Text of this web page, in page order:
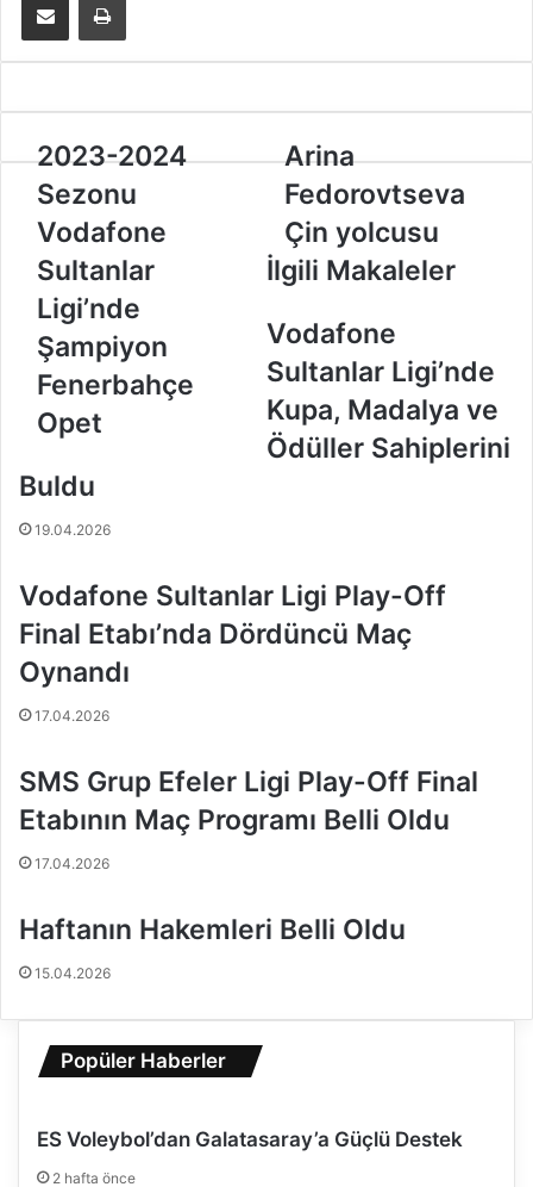
2
2
3
2
0
2
4
S
e
z
u
V
a
f
o
n
S
l
a
l
r
i
i
n
Ş
a
2023-2024
Sezonu
Vodafone
Sultanlar
Ligi’nde
Şampiyon
Fenerbahçe
Opet
A
i
n
F
d
o
r
o
v
t
i
n
y
s
Arina
Fedorovtseva
Çin yolcusu
İlgili Makaleler
Vodafone
Sultanlar Ligi’nde
Kupa, Madalya ve
Ödüller Sahiplerini
Buldu
19.04.2026
Vodafone Sultanlar Ligi Play-Off
Final Etabı’nda Dördüncü Maç
Oynandı
17.04.2026
SMS Grup Efeler Ligi Play-Off Final
Etabının Maç Programı Belli Oldu
17.04.2026
Haftanın Hakemleri Belli Oldu
15.04.2026
Popüler Haberler
ES Voleybol’dan Galatasaray’a Güçlü Destek
2 hafta önce